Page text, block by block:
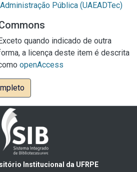
Pública (UAEADTec)
quando indicado de outra
a licença deste item é descrita
openAccess
Institucional da UFRPE